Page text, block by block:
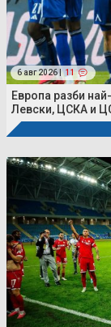
6 авг 2026 | 11
Европа разби
Левски, ЦСКА и